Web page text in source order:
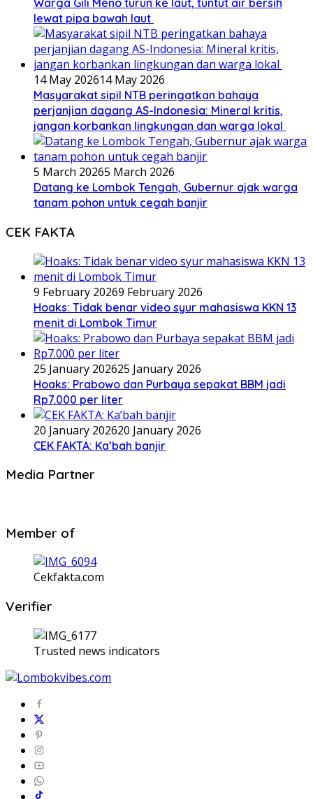
Warga Gili Meno turun ke laut, tuntut air bersih
lewat pipa bawah laut
14 May 202614 May 2026
Masyarakat sipil NTB peringatkan bahaya
perjanjian dagang AS-Indonesia: Mineral kritis,
jangan korbankan lingkungan dan warga lokal
5 March 20265 March 2026
Datang ke Lombok Tengah, Gubernur ajak warga
tanam pohon untuk cegah banjir
CEK FAKTA
9 February 20269 February 2026
Hoaks: Tidak benar video syur mahasiswa KKN 13
menit di Lombok Timur
25 January 202625 January 2026
Hoaks: Prabowo dan Purbaya sepakat BBM jadi
Rp7.000 per liter
20 January 202620 January 2026
CEK FAKTA: Ka’bah banjir
Media Partner
Member of
Cekfakta.com
Verifier
Trusted news indicators